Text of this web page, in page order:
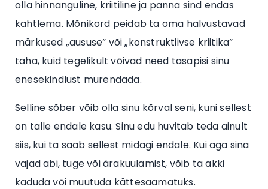
olla hinnanguline, kriitiline ja panna sind endas
kahtlema. Mõnikord peidab ta oma halvustavad
märkused „aususe” või „konstruktiivse kriitika”
taha, kuid tegelikult võivad need tasapisi sinu
enesekindlust murendada.
Selline sõber võib olla sinu kõrval seni, kuni sellest
on talle endale kasu. Sinu edu huvitab teda ainult
siis, kui ta saab sellest midagi endale. Kui aga sina
vajad abi, tuge või ärakuulamist, võib ta äkki
kaduda või muutuda kättesaamatuks.